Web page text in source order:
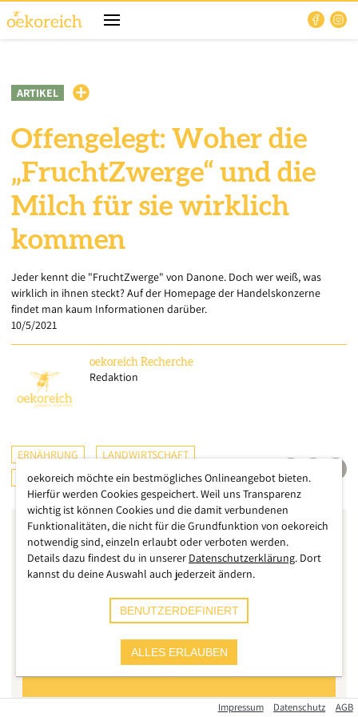
ARTIKEL
Offengelegt: Woher die
„FruchtZwerge“ und die
Milch für sie wirklich
kommen
Jeder kennt die "FruchtZwerge" von Danone. Doch wer weiß, was
wirklich in ihnen steckt? Auf der Homepage der Handelskonzerne
findet man kaum Informationen darüber.
10/5/2021
oekoreich Recherche
Redaktion
ERNÄHRUNG
LANDWIRTSCHAFT
ÖSTERREICH
Impressum Datenschutz AGB
oekoreich möchte ein bestmögliches Onlineangebot bieten.
Hierfür werden Cookies gespeichert. Weil uns Transparenz
wichtig ist können Cookies und die damit verbundenen
Funktionalitäten, die nicht für die Grundfunktion von oekoreich
notwendig sind, einzeln erlaubt oder verboten werden.
Details dazu findest du in unserer Datenschutzerklärung. Dort
kannst du deine Auswahl auch jederzeit ändern.
BENUTZERDEFINIERT
ALLES ERLAUBEN